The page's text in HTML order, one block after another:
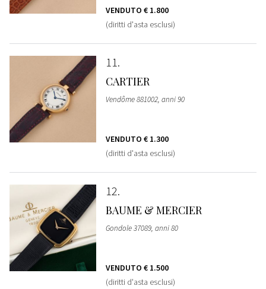
VENDUTO € 1.800
(diritti d'asta esclusi)
11
CARTIER
Vendôme 881002, anni 90
VENDUTO € 1.300
(diritti d'asta esclusi)
12
BAUME & MERCIER
Gondole 37089, anni 80
VENDUTO € 1.500
(diritti d'asta esclusi)